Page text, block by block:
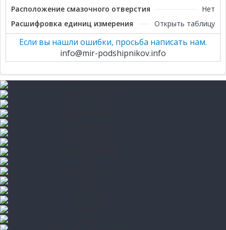
Расположение смазочного отверстия
Нет
Расшифровка единиц измерения
Открыть таблицу
Если вы нашли ошибки, просьба написать нам.
info@mir-podshipnikov.info